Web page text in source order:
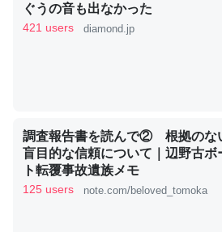
これを元に考えるとカルシウムを大
類は苦労してるんだな…。腹足類だ
─ニュース :: 【研究発表】昆虫学の大問題
ウチもEchoを実家に置いて４年。
ぐうの音も出なかった
421 users diamond.jp
調査報告書を読んで② 根拠のな
盲目的な信頼について｜辺野古ボ
ト転覆事故遺族メモ
125 users note.com/beloved_tomoka